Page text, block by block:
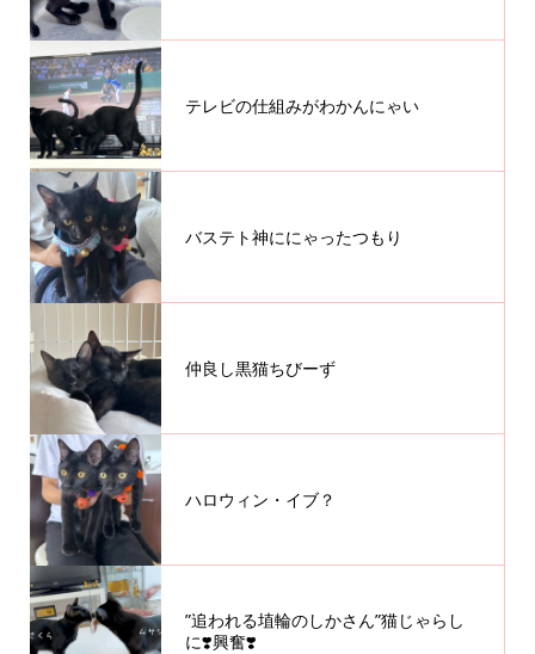
テレビの仕組みがわかんにゃい
バステト神ににゃったつもり
仲良し黒猫ちびーず
ハロウィン・イブ？
”追われる埴輪のしかさん”猫じゃらし
に❣️興奮❣️